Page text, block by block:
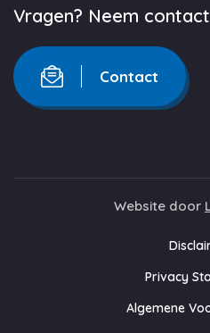
Vragen? Neem
Contact
Website door
Privacy
Algemene